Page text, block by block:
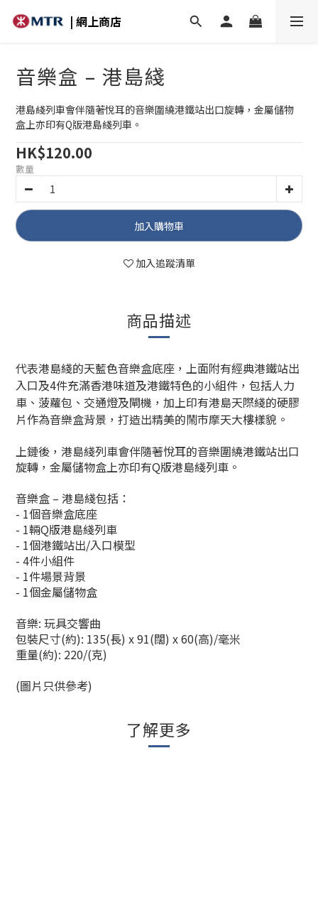
| 網上商店
音樂盒 – 港島綫
港島綫列車會伴隨著悅耳的音樂圍繞港鐵站出口旋轉，金屬儲物
盒上亦印有Q版港島綫列車。
HK$120.00
數量
加入購物車
加入追蹤清單
商品描述
代表港島綫的天藍色音樂盒底座，上面附有經典港鐵站出
入口及4件充滿香港味道及港鐵特色的小組件，包括人力
車、菠蘿包、交通燈及閘機，加上印有港島天際綫的硬膠
片作為音樂盒背景，打造出精美的鬧市摩天大樓樣貌。
上鏈後，港島綫列車會伴隨著悅耳的音樂圍繞港鐵站出口
旋轉，金屬儲物盒上亦印有Q版港島綫列車。
音樂盒 – 港島綫包括：
- 1個音樂盒底座
- 1輛Q版港島綫列車
- 1個港鐵站出/入口模型
- 4件小組件
- 1件場景背景
- 1個金屬儲物盒
音樂: 玩具交響曲
包裝尺寸(約): 135(長) x 91(闊) x 60(高)/毫米
重量(約): 220/(克)
(圖片只供參考)
了解更多